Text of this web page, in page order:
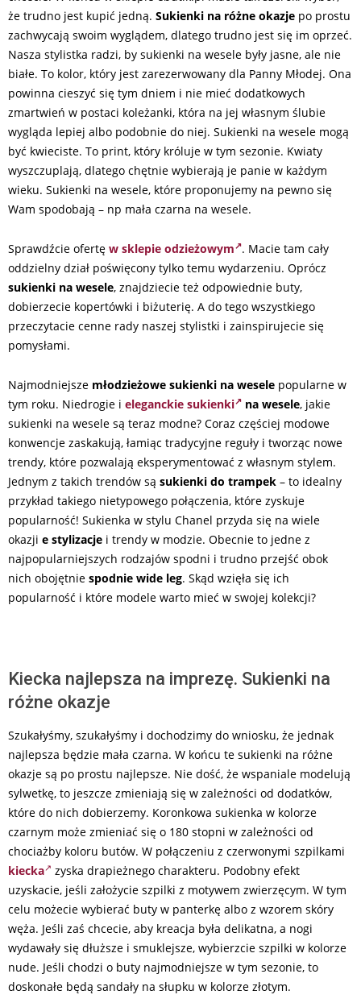
że trudno jest kupić jedną. Sukienki na różne okazje po prostu
zachwycają swoim wyglądem, dlatego trudno jest się im oprzeć.
Nasza stylistka radzi, by sukienki na wesele były jasne, ale nie
białe. To kolor, który jest zarezerwowany dla Panny Młodej. Ona
powinna cieszyć się tym dniem i nie mieć dodatkowych
zmartwień w postaci koleżanki, która na jej własnym ślubie
wygląda lepiej albo podobnie do niej. Sukienki na wesele mogą
być kwieciste. To print, który króluje w tym sezonie. Kwiaty
wyszczuplają, dlatego chętnie wybierają je panie w każdym
wieku. Sukienki na wesele, które proponujemy na pewno się
Wam spodobają – np mała czarna na wesele.
Sprawdźcie ofertę w sklepie odzieżowym . Macie tam cały
oddzielny dział poświęcony tylko temu wydarzeniu. Oprócz
sukienki na wesele, znajdziecie też odpowiednie buty,
dobierzecie kopertówki i biżuterię. A do tego wszystkiego
przeczytacie cenne rady naszej stylistki i zainspirujecie się
pomysłami.
Najmodniejsze młodzieżowe sukienki na wesele popularne w
tym roku. Niedrogie i eleganckie sukienki na wesele, jakie
sukienki na wesele są teraz modne? Coraz częściej modowe
konwencje zaskakują, łamiąc tradycyjne reguły i tworząc nowe
trendy, które pozwalają eksperymentować z własnym stylem.
Jednym z takich trendów są sukienki do trampek – to idealny
przykład takiego nietypowego połączenia, które zyskuje
popularność! Sukienka w stylu Chanel przyda się na wiele
okazji e stylizacje i trendy w modzie. Obecnie to jedne z
najpopularniejszych rodzajów spodni i trudno przejść obok
nich obojętnie spodnie wide leg. Skąd wzięła się ich
popularność i które modele warto mieć w swojej kolekcji?
Kiecka najlepsza na imprezę. Sukienki na
różne okazje
Szukałyśmy, szukałyśmy i dochodzimy do wniosku, że jednak
najlepsza będzie mała czarna. W końcu te sukienki na różne
okazje są po prostu najlepsze. Nie dość, że wspaniale modelują
sylwetkę, to jeszcze zmieniają się w zależności od dodatków,
które do nich dobierzemy. Koronkowa sukienka w kolorze
czarnym może zmieniać się o 180 stopni w zależności od
chociażby koloru butów. W połączeniu z czerwonymi szpilkami
kiecka
zyska drapieżnego charakteru. Podobny efekt
uzyskacie, jeśli założycie szpilki z motywem zwierzęcym. W tym
celu możecie wybierać buty w panterkę albo z wzorem skóry
węża. Jeśli zaś chcecie, aby kreacja była delikatna, a nogi
wydawały się dłuższe i smuklejsze, wybierzcie szpilki w kolorze
nude. Jeśli chodzi o buty najmodniejsze w tym sezonie, to
doskonałe będą sandały na słupku w kolorze złotym.